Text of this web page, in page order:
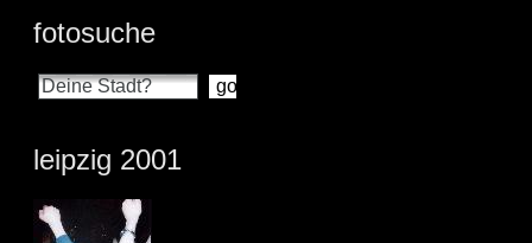
fotosuche
leipzig 2001